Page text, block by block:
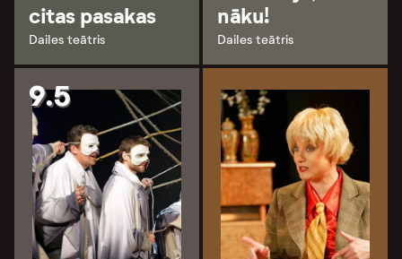
citas pasakas
Dailes teātris
nāku!
Dailes teātris
9.5